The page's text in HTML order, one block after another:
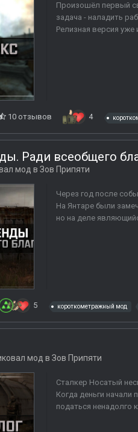
Произошёл первый
задача - наладить
Релизная версия
10 отзывов 4
Ради всеобщего
мод в Зов Припяти
Через год после
На Янтаре были
но на деле
5 короткометражный мод
мод в Зов Припяти
Сталкер Носатый
Когда деньги
податься ненадолго